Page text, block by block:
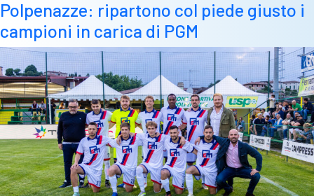
Polpenazze: ripartono col piede giusto i
campioni in carica di PGM